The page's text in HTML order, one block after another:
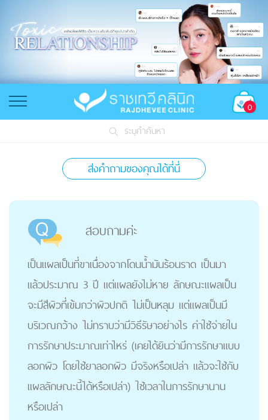
0
ระบุคำค้นหา
ส่งคำถามของคุณได้ที่นี่
สอบถามค่ะ
เป็นแผลเป็นที่ขาเนื่องจากโดนน้ำมันร้อนราด เป็นมา
แล้วประมาณ 3 ปี แต่แผลยังไม่หาย ลักษณะแผลเป็น
จะมีสีผิวที่เข้มกว่าผิวปกติ ไม่เป็นหลุม แต่แผลเป็นมี
บริเวณกว้าง ไม่ทราบว่ามีวิธีรัษาอย่างไร ค่าใช้จ่ายใน
การรักษาประมาณเท่าไหร่ (เคยได้ยินว่ามีการรักษาแบบ
ลอกผิว โดยใช้ยาลอกผิว มีจริงหรือเปล่า แล้วจะใช้กับ
แผลลักษณะนี้ได้หรือเปล่า) ใช้เวลาในการรักษานาน
หรือเปล่า